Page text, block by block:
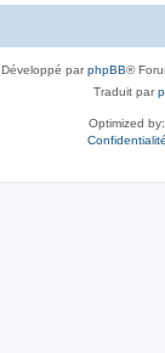
Développé parphpBB®
Traduit par
Optimized by:
Confidentialité